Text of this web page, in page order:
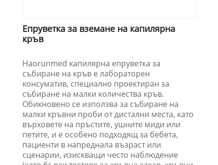
Епруветка за вземане на капилярна
кръв
Haorunmed капилярна епруветка за
събиране на кръв е лабораторен
консуматив, специално проектиран за
събиране на малки количества кръв.
Обикновено се използва за събиране на
малки кръвни проби от дистални места, като
върховете на пръстите, ушните миди или
петите, и е особено подходящ за бебета,
пациенти в напреднала възраст или
сценарии, изискващи често наблюдение